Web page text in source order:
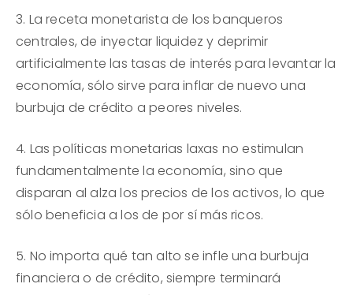
3. La receta monetarista de los banqueros
centrales, de inyectar liquidez y deprimir
artificialmente las tasas de interés para levantar la
economía, sólo sirve para inflar de nuevo una
burbuja de crédito a peores niveles.
4. Las políticas monetarias laxas no estimulan
fundamentalmente la economía, sino que
disparan al alza los precios de los activos, lo que
sólo beneficia a los de por sí más ricos.
5. No importa qué tan alto se infle una burbuja
financiera o de crédito, siempre terminará